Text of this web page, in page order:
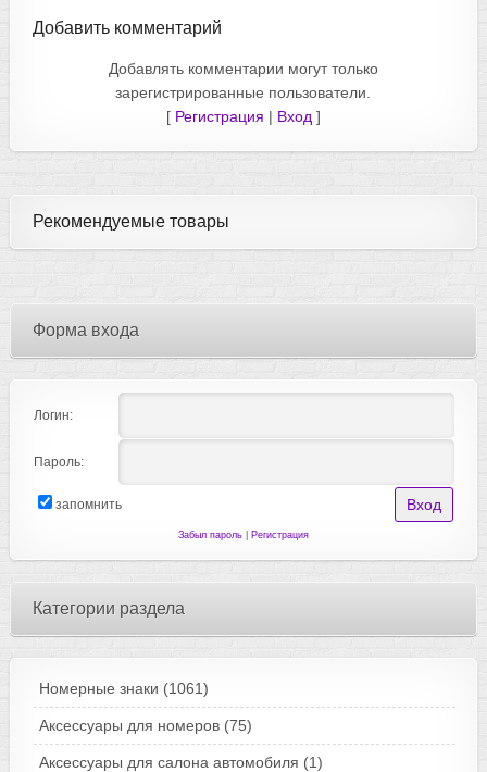
Добавить комментарий
Добавлять комментарии могут только
зарегистрированные пользователи.
[ Регистрация | Вход ]
Рекомендуемые товары
Форма входа
Логин:
Пароль:
запомнить
Забыл пароль| Регистрация
Категории раздела
Номерные знаки (1061)
Аксессуары для номеров (75)
Аксессуары для салона автомобиля (1)